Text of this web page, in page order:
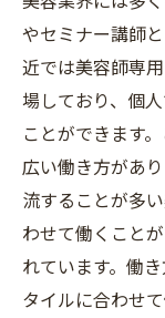
やセミナー講師
近では美容師専
場しており、個
ことができます
広い働き方があ
流することが多
わせて働くこと
れています。働
タイルに合わせ